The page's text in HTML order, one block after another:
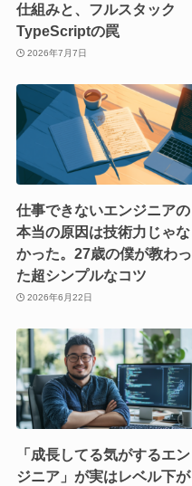
仕組みと、フルスタック
TypeScriptの罠
2026年7月7日
仕事できないエンジニアの
本当の原因は技術力じゃな
かった。27歳の僕が教わっ
た超シンプルなコツ
2026年6月22日
「成長してる気がするエン
ジニア」が実はレベル下が